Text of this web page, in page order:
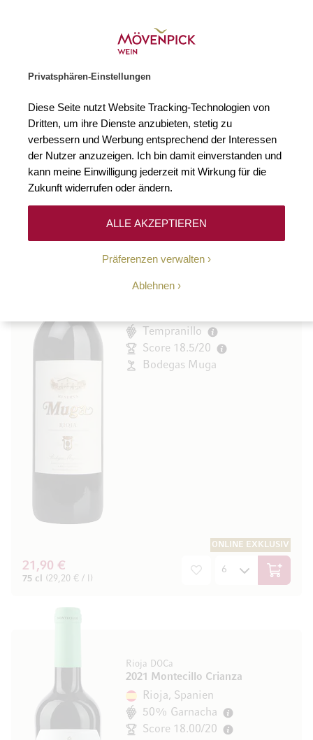
Privatsphären-Einstellungen
Diese Seite nutzt Website Tracking-Technologien von
Dritten, um ihre Dienste anzubieten, stetig zu
verbessern und Werbung entsprechend der Interessen
der Nutzer anzuzeigen. Ich bin damit einverstanden und
kann meine Einwilligung jederzeit mit Wirkung für die
Zukunft widerrufen oder ändern.
Präferenzen verwalten
Ablehnen
ALLE AKZEPTIEREN
Spanien 132
Rioja DOCa
Tempranillo
Score 18.5/20
Bodegas Muga
ONLINE EXKLUSIV
21,90 €
75 cl (29,20 € / l) In den
Rioja DOCa
2021 Montecillo Crianza
Rioja, Spanien
50% Garnacha
Score 18.00/20